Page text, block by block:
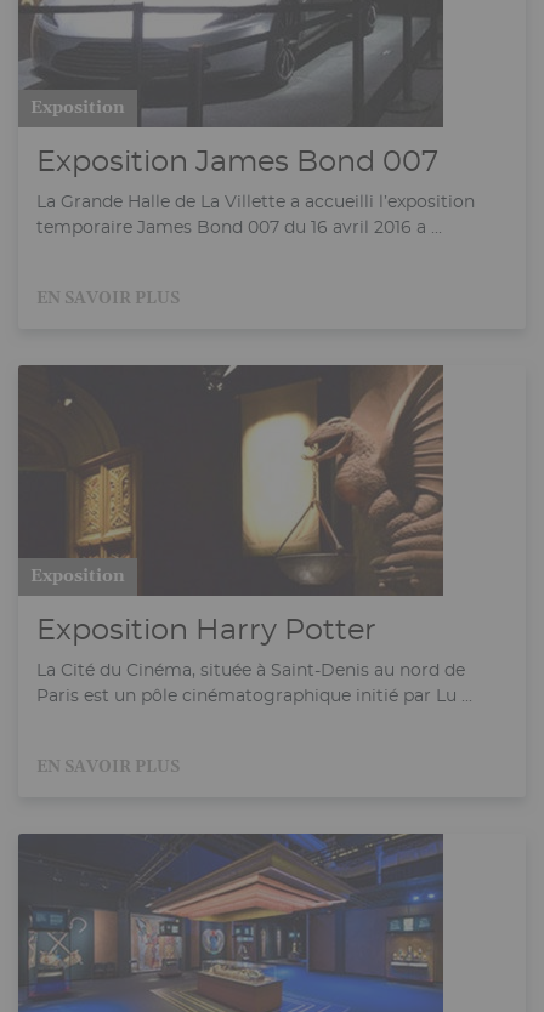
Exposition
Exposition James Bond 007
La Grande Halle de La Villette a accueilli l’exposition
temporaire James Bond 007 du 16 avril 2016 a ...
EN SAVOIR PLUS
Exposition
Exposition Harry Potter
La Cité du Cinéma, située à Saint-Denis au nord de
Paris est un pôle cinématographique initié par Lu ...
EN SAVOIR PLUS